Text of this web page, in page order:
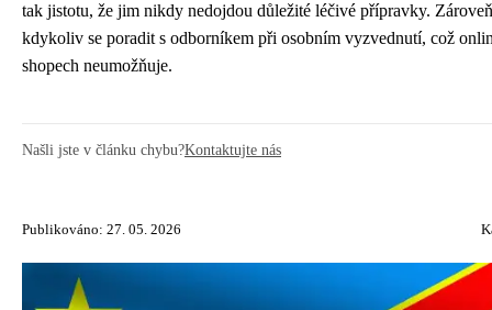
tak jistotu, že jim nikdy nedojdou důležité léčivé přípravky.
kdykoliv se poradit s odborníkem při osobním vyzvednutí, což
shopech neumožňuje.
Našli jste v článku chybu?Kontaktujte nás
Publikováno: 27. 05. 2026